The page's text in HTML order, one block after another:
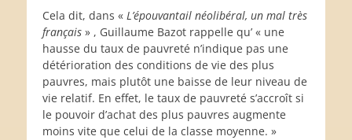
Cela dit, dans « L’épouvantail néolibéral, un mal très
français » , Guillaume Bazot rappelle qu’ « une
hausse du taux de pauvreté n’indique pas une
détérioration des conditions de vie des plus
pauvres, mais plutôt une baisse de leur niveau de
vie relatif. En effet, le taux de pauvreté s’accroît si
le pouvoir d’achat des plus pauvres augmente
moins vite que celui de la classe moyenne. »